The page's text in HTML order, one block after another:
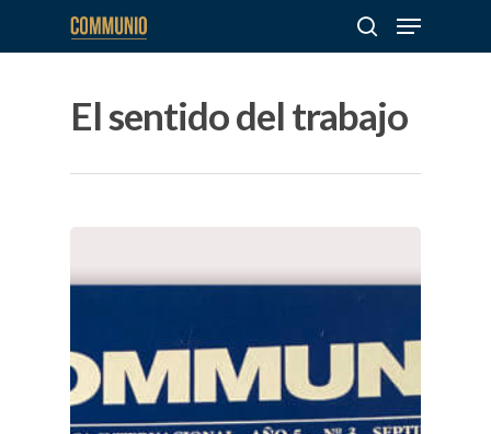
El sentido del trabajo